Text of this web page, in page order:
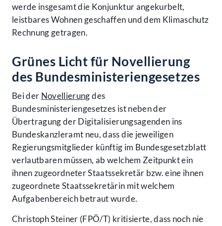
werde insgesamt die Konjunktur angekurbelt,
leistbares Wohnen geschaffen und dem Klimaschutz
Rechnung getragen.
Grünes Licht für Novellierung
des Bundesministeriengesetzes
Bei der Novellierungdes
Bundesministeriengesetzes ist neben der
Übertragung der Digitalisierungsagenden ins
Bundeskanzleramt neu, dass die jeweiligen
Regierungsmitglieder künftig im Bundesgesetzblatt
verlautbaren müssen, ab welchem Zeitpunkt ein
ihnen zugeordneter Staatssekretär bzw. eine ihnen
zugeordnete Staatssekretärin mit welchem
Aufgabenbereich betraut wurde.
Christoph Steiner (FPÖ/T) kritisierte, dass noch nie